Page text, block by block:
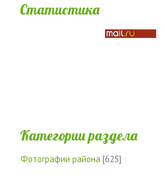
Статистика
Категории раздела
Фотографии района [625]